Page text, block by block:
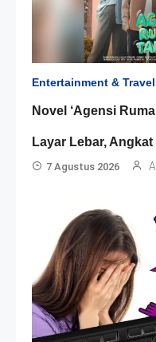
Entertainment &
Novel ‘Agensi
Layar Lebar,
7 Agustus 2026